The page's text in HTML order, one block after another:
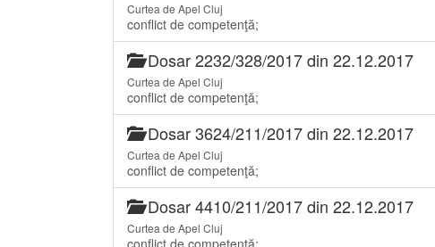
Curtea de Apel Cluj
conflict de competenţă;
Dosar 2232/328/2017 din 22.12.2017
Curtea de Apel Cluj
conflict de competenţă;
Dosar 3624/211/2017 din 22.12.2017
Curtea de Apel Cluj
conflict de competenţă;
Dosar 4410/211/2017 din 22.12.2017
Curtea de Apel Cluj
conflict de competenţă;